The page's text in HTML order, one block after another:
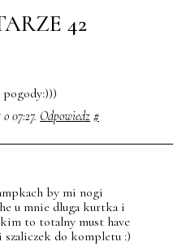
42
07:27. Odpowiedz #
by mi nogi
u mnie dluga kurtka i
to totalny must have
do kompletu :)